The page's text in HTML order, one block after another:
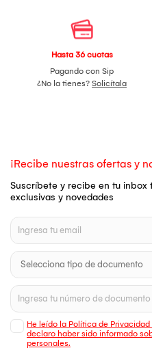
Hasta 36 cuotas
Pagando con Sip
¿No la tienes? Solicítala
¡Recibe nuestras ofertas y
Suscríbete y recibe en tu inbox
exclusivas y novedades
He leído la Política de
declaro haber sido informado
personales.